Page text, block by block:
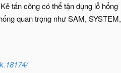
tấn công có thể tận dụng lỗ hổng
quan trọng như SAM, SYSTEM,